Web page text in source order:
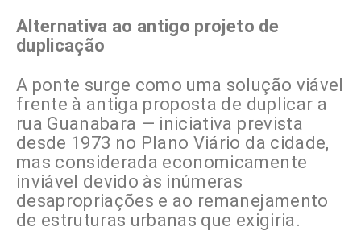
Alternativa ao antigo projeto de
duplicação
A ponte surge como uma solução viável
frente à antiga proposta de duplicar a
rua Guanabara — iniciativa prevista
desde 1973 no Plano Viário da cidade,
mas considerada economicamente
inviável devido às inúmeras
desapropriações e ao remanejamento
de estruturas urbanas que exigiria.